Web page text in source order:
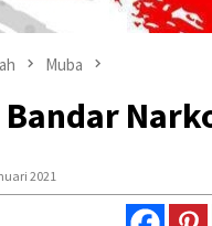
Muba
Bandar
2021